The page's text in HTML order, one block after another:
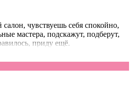
чувствуешь себя спокойно,
мастера, подскажут, подберут,
приду ещё.